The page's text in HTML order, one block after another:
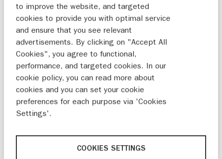
Drive-by-wire; vereenvoudigde rigging,
soepel schakelen en directe gasrespons
Gemakkelijk onderhoud; olieopvangbak,
eenvoudig bereikbaar oliefilter
Lange duurzaamheid: verbeterd staartstuk
to improve the website, and targeted
cookies to provide you with optimal service
and ensure that you see relevant
advertisements. By clicking on "Accept All
Cookies", you agree to functional,
performance, and targeted cookies. In our
cookie policy, you can read more about
cookies and you can set your cookie
preferences for each purpose via 'Cookies
Settings'.
COOKIES SETTINGS